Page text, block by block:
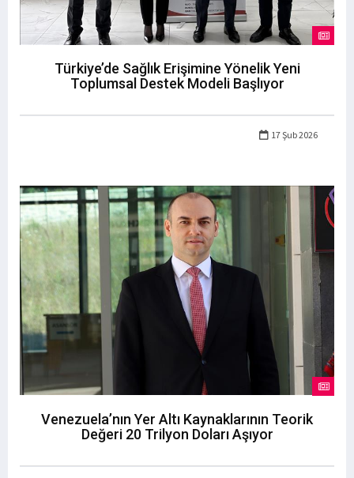
Türkiye’de Sağlık Erişimine Yönelik Yeni
Toplumsal Destek Modeli Başlıyor
17 Şub 2026
Venezuela’nın Yer Altı Kaynaklarının Teorik
Değeri 20 Trilyon Doları Aşıyor